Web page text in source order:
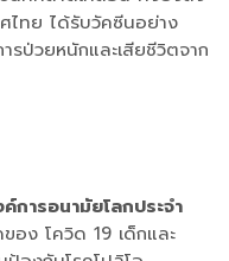
ศไทย ได้รับวัคซีนอย่าง
ป่วยหนักและเสียชีวิตจาก
การอนามัยโลกประจำ
ของ โควิด 19 เด็กและ